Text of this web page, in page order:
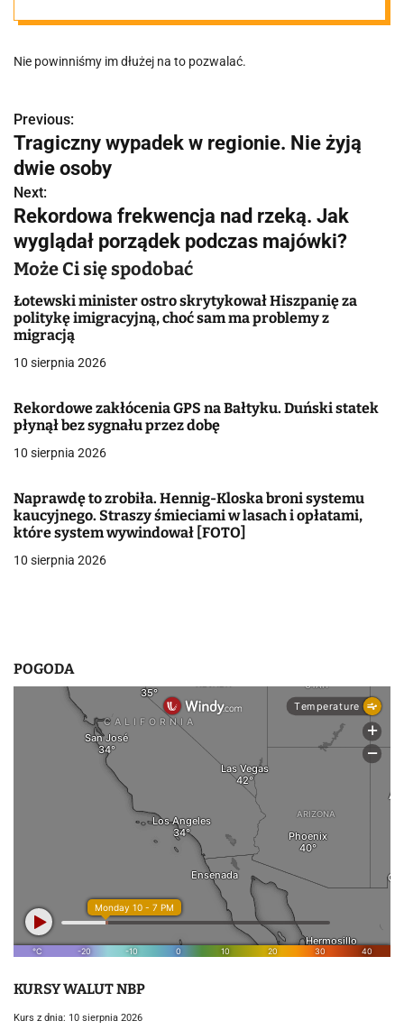
Nie powinniśmy im dłużej na to pozwalać.
N
a
w
i
g
a
c
j
a
w
i
s
u
Previous:
Tragiczny wypadek w regionie. Nie żyją
dwie osoby
Next:
Rekordowa frekwencja nad rzeką. Jak
wyglądał porządek podczas majówki?
Może Ci się spodobać
Łotewski minister ostro skrytykował Hiszpanię za
politykę imigracyjną, choć sam ma problemy z
migracją
10 sierpnia 2026
Rekordowe zakłócenia GPS na Bałtyku. Duński statek
płynął bez sygnału przez dobę
10 sierpnia 2026
Naprawdę to zrobiła. Hennig-Kloska broni systemu
kaucyjnego. Straszy śmieciami w lasach i opłatami,
które system wywindował [FOTO]
10 sierpnia 2026
POGODA
KURSY WALUT NBP
Kurs z dnia: 10 sierpnia 2026